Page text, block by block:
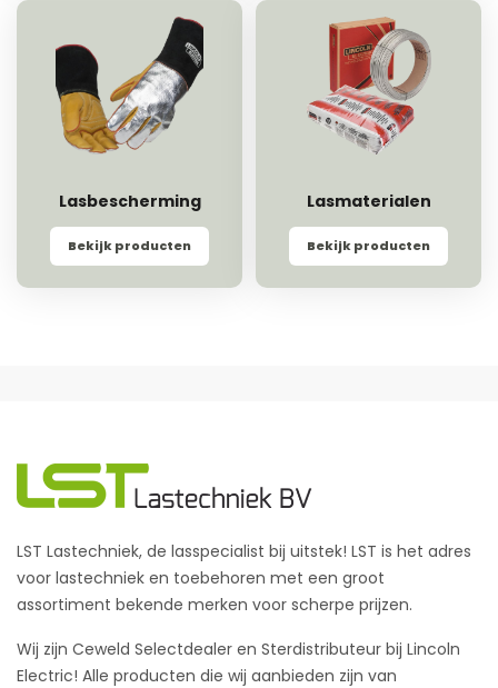
Lasbescherming
Bekijk producten
Lasmaterialen
Bekijk producten
LST Lastechniek, de lasspecialist bij uitstek! LST is het adres
voor lastechniek en toebehoren met een groot
assortiment bekende merken voor scherpe prijzen.
Wij zijn Ceweld Selectdealer en Sterdistributeur bij Lincoln
Electric! Alle producten die wij aanbieden zijn van